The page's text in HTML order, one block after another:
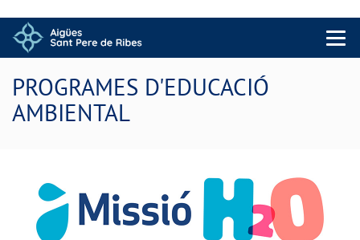
Menu
PROGRAMES D'EDUCACIÓ
AMBIENTAL